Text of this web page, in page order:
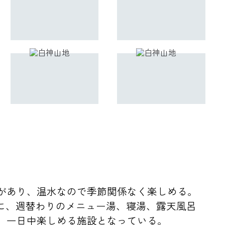
り、温水なので季節関係なく楽しめる。
週替わりのメニュー湯、寝湯、露天風呂
日中楽しめる施設となっている。